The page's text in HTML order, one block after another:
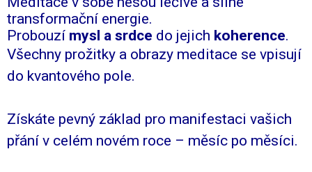
transformační energie.
Probouzí mysl a srdce do jejich koherence.
Všechny prožitky a obrazy meditace se vpisují
do kvantového pole.
Získáte pevný základ pro manifestaci vašich
přání v celém novém roce – měsíc po měsíci.